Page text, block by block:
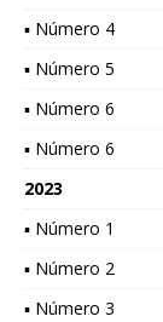
▪ Número 4
▪ Número 5
▪ Número 6
▪ Número 6
2023
▪ Número 1
▪ Número 2
▪ Número 3